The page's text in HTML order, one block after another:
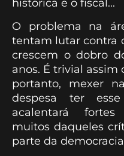
histórica e o fiscal...
O problema na
tentam lutar contra
crescem o dobro
anos. É trivial assim
portanto, mexer
despesa ter
acalentará fortes
muitos daqueles
parte da